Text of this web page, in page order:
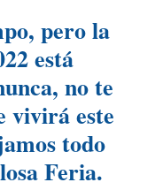
pero la
está
no te
vivirá este
todo
Feria.